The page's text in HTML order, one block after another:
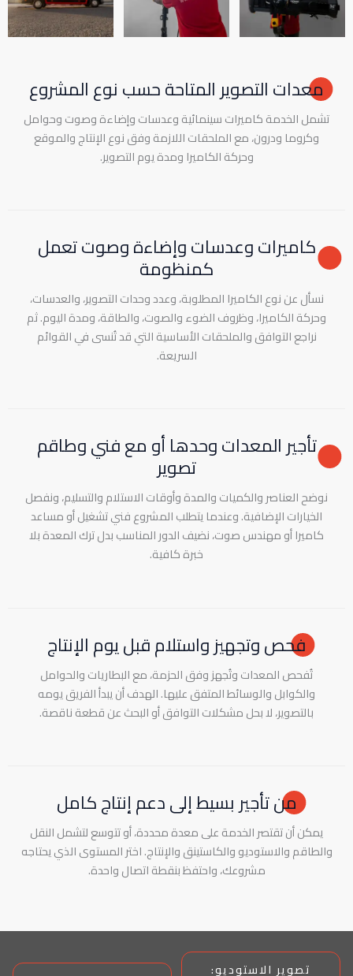
معدات التصوير المتاحة حسب نوع المشروع
تشمل الخدمة كاميرات سينمائية وعدسات وإضاءة وصوت وحوامل
وكروما ودرون، مع الملحقات اللازمة وفق نوع الإنتاج والموقع
وحركة الكاميرا ومدة يوم التصوير.
كاميرات وعدسات وإضاءة وصوت تعمل
كمنظومة
نسأل عن نوع الكاميرا المطلوبة، وعدد وحدات التصوير، والعدسات،
وحركة الكاميرا، وظروف الضوء والصوت، والطاقة، ومدة اليوم. ثم
نراجع التوافق والملحقات الأساسية التي قد تُنسى في القوائم
السريعة.
تأجير المعدات وحدها أو مع فني وطاقم
تصوير
نوضح العناصر والكميات والمدة وأوقات الاستلام والتسليم، ونفصل
الخيارات الإضافية. وعندما يتطلب المشروع فني تشغيل أو مساعد
كاميرا أو مهندس صوت، نضيف الدور المناسب بدل ترك المعدة بلا
خبرة كافية.
فحص وتجهيز واستلام قبل يوم الإنتاج
تُفحص المعدات وتُجهز وفق الحزمة، مع البطاريات والحوامل
والكوابل والوسائط المتفق عليها. الهدف أن يبدأ الفريق يومه
بالتصوير، لا بحل مشكلات التوافق أو البحث عن قطعة ناقصة.
من تأجير بسيط إلى دعم إنتاج كامل
يمكن أن تقتصر الخدمة على معدة محددة، أو تتوسع لتشمل النقل
والطاقم والاستوديو والكاستينق والإنتاج. اختر المستوى الذي يحتاجه
مشروعك، واحتفظ بنقطة اتصال واحدة.
تصوير الاستوديو: